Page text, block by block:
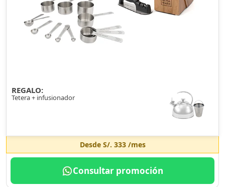
REGALO:
Tetera + infusionador
Desde S/. 333/mes
Consultar promoción